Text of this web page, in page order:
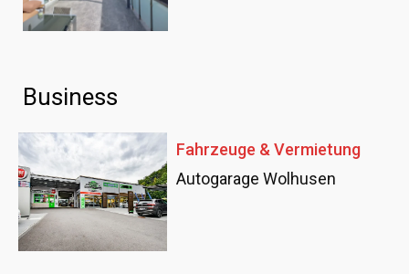
Business
Fahrzeuge & Vermietung
Autogarage Wolhusen